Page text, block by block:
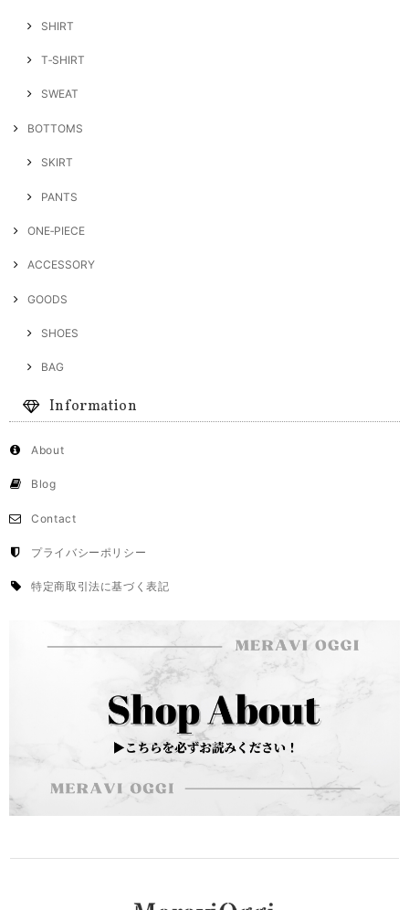
SHIRT
T‐SHIRT
SWEAT
BOTTOMS
SKIRT
PANTS
ONE‐PIECE
ACCESSORY
GOODS
SHOES
BAG
Information
About
Blog
Contact
プライバシーポリシー
特定商取引法に基づく表記